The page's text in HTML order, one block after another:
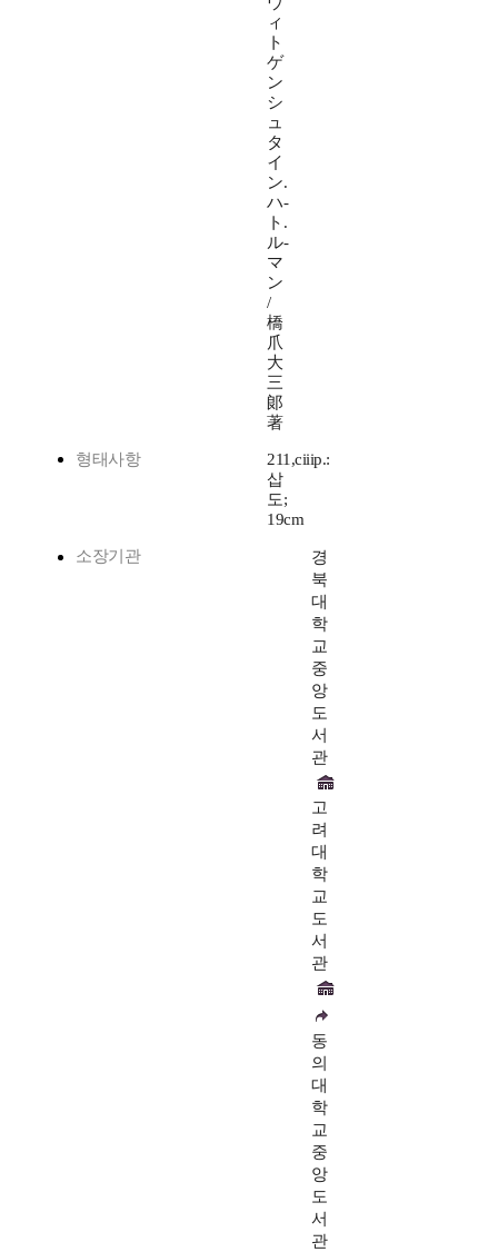
ィ
ト
ゲ
ン
シ
ュ
タ
イ
ン.
ハ-
ト.
ル-
マ
ン
/
橋
爪
大
三
郞
著
형태사항
211,ciiip.:
삽
도;
19cm
소장기관
경
북
대
학
교
중
앙
도
서
관
고
려
대
학
교
도
서
관
동
의
대
학
교
중
앙
도
서
관